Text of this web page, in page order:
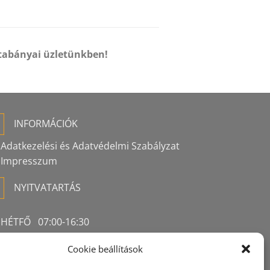
Cookie beállítások
üzletünkben!
INFORMÁCIÓK
Adatkezelési és Adatvédelmi Szabályzat
Impresszum
NYITVATARTÁS
HÉTFŐ 07:00-16:30
KEDD 07:00-16:30
SZERDA 07:00-16:30